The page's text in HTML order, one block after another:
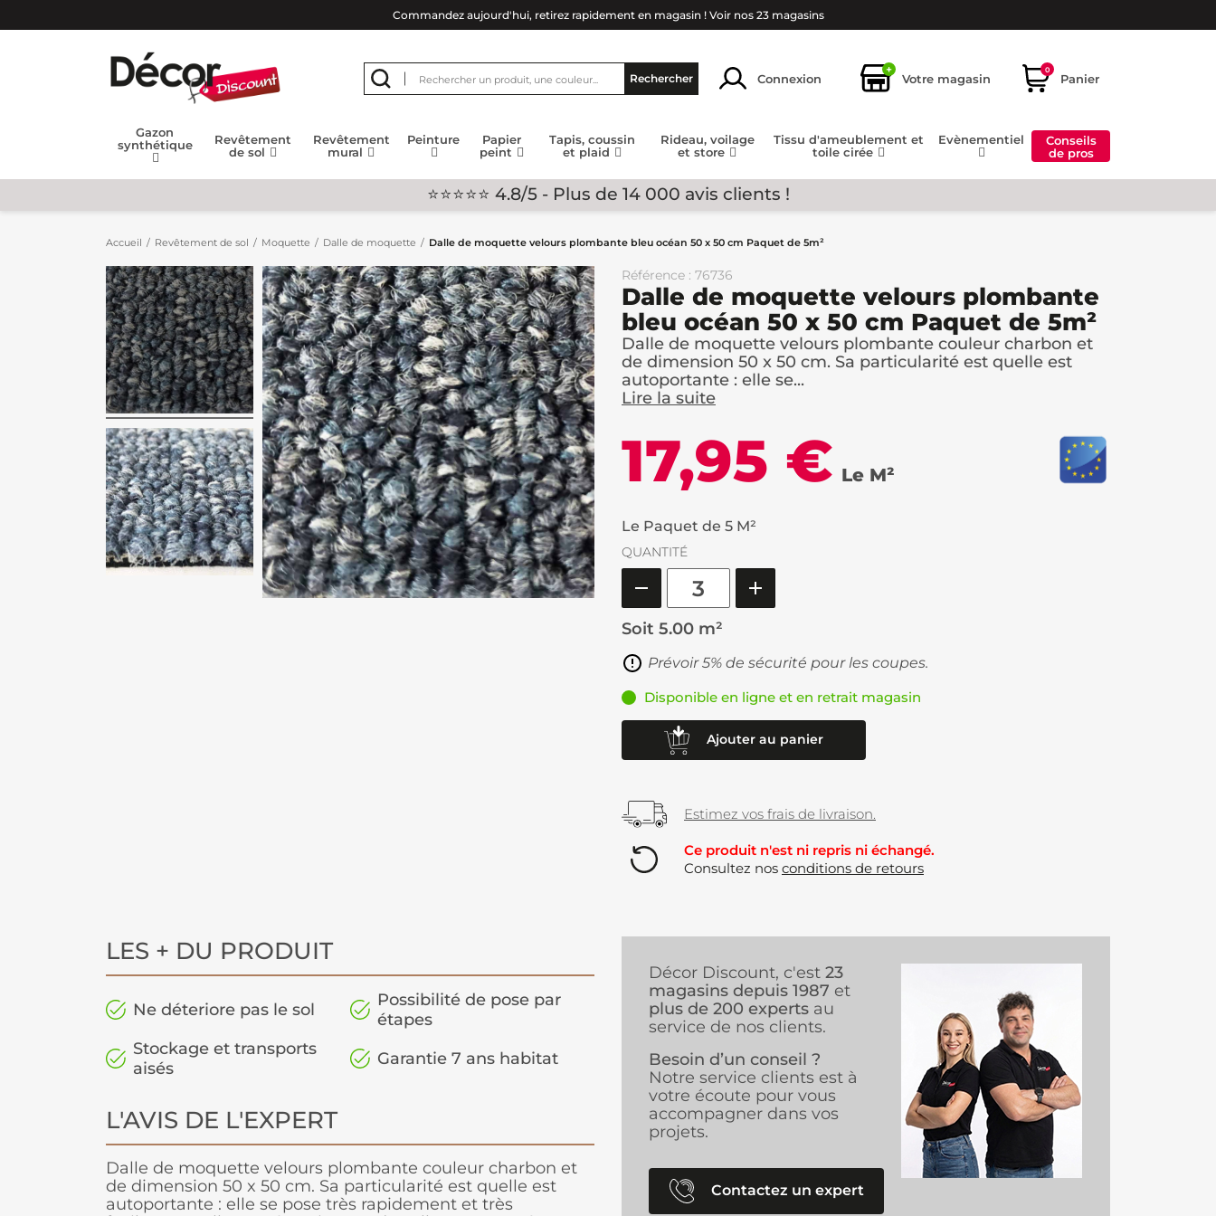
Commandez aujourd'hui, retirez rapidement en magasin ! Voir nos 23 magasins
Rechercher Connexion
+
Votre magasin
0
Panier
Gazon
synthétique
Revêtement
de sol
Revêtement
mural
Peinture
Papier
peint
Tapis, coussin
et plaid
Rideau, voilage
et store
Tissu d'ameublement et
toile cirée
Evènementiel
Conseils
de pros
⭐⭐⭐⭐⭐ 4.8/5 - Plus de 14 000 avis clients !
Accueil Revêtement de sol Moquette Dalle de moquette Dalle de moquette velours plombante bleu océan 50 x 50 cm Paquet de 5m²
Référence : 76736
Dalle de moquette velours plombante
bleu océan 50 x 50 cm Paquet de 5m²
Dalle de moquette velours plombante couleur charbon et
de dimension 50 x 50 cm. Sa particularité est quelle est
autoportante : elle se...
Lire la suite
17,95 € Le M²
Le Paquet de 5 M²
QUANTITÉ
Soit 5.00 m²
Prévoir 5% de sécurité pour les coupes.
Disponible en ligne et en retrait magasin
Ajouter au panier
Estimez vos frais de livraison.
Ce produit n'est ni repris ni échangé.
Consultez nos conditions de retours
LES + DU PRODUIT
Ne déteriore pas le sol
Possibilité de pose par
étapes
Stockage et transports
aisés
Garantie 7 ans habitat
L'AVIS DE L'EXPERT
Dalle de moquette velours plombante couleur charbon et
de dimension 50 x 50 cm. Sa particularité est quelle est
autoportante : elle se pose très rapidement et très
Décor Discount, c'est 23
magasins depuis 1987 et
plus de 200 experts au
service de nos clients.
Besoin d’un conseil ?
Notre service clients est à
votre écoute pour vous
accompagner dans vos
projets.
Contactez un expert